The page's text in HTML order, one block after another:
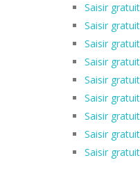
Saisir
Saisir
Saisir
Saisir
Saisir
Saisir
Saisir
Saisir
Saisir